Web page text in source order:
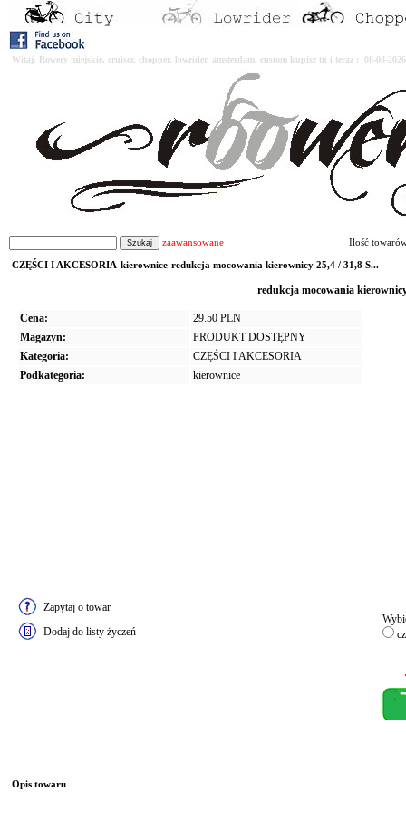
Witaj. Rowery miejskie, cruiser, chopper, lowrider, amsterdam, custom kupisz tu i teraz : 08-08-
zaawansowane Ilość
CZĘŚCI I AKCESORIA-kierownice-redukcja mocowania kierownicy 25,4 / 31,8 S...
redukcja mocowania
Cena:
29.50 PLN
Magazyn:
PRODUKT DOSTĘPNY
Kategoria:
CZĘŚCI I AKCESORIA
Podkategoria:
kierownice
Zapytaj o towar
Dodaj do listy życzeń
Opis towaru